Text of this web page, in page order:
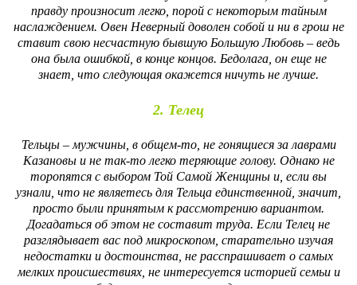
правду произносит легко, порой с некоторым тайным
наслаждением. Овен Неверный доволен собой и ни в грош не
ставит свою несчастную бывшую Большую Любовь – ведь
она была ошибкой, в конце концов. Бедолага, он еще не
знает, что следующая окажется ничуть не лучше.
2. Телец
Тельцы – мужчины, в общем-то, не гонящиеся за лаврами
Казановы и не так-то легко теряющие голову. Однако не
торопятся с выбором Той Самой Женщины и, если вы
узнали, что не являетесь для Тельца единственной, значит,
просто были принятым к рассмотрению вариантом.
Догадаться об этом не составит труда. Если Телец не
разглядывает вас под микроскопом, старательно изучая
недостатки и достоинства, не расспрашивает о самых
мелких происшествиях, не интересуется историей семьи и